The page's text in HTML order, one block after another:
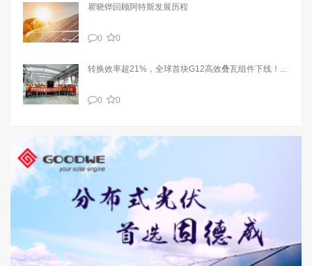
瞿晓铧回顾阿特斯发展历程
0 0
转换效率超21%，全球首块G12高效叠瓦组件下线！...
0 0